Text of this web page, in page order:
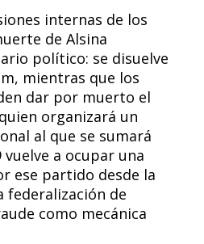
internas de los
de Alsina
político: se disuelve
mientras que los
dar por muerto el
organizará un
al que se sumará
vuelve a ocupar una
ese partido desde la
federalización de
como mecánica